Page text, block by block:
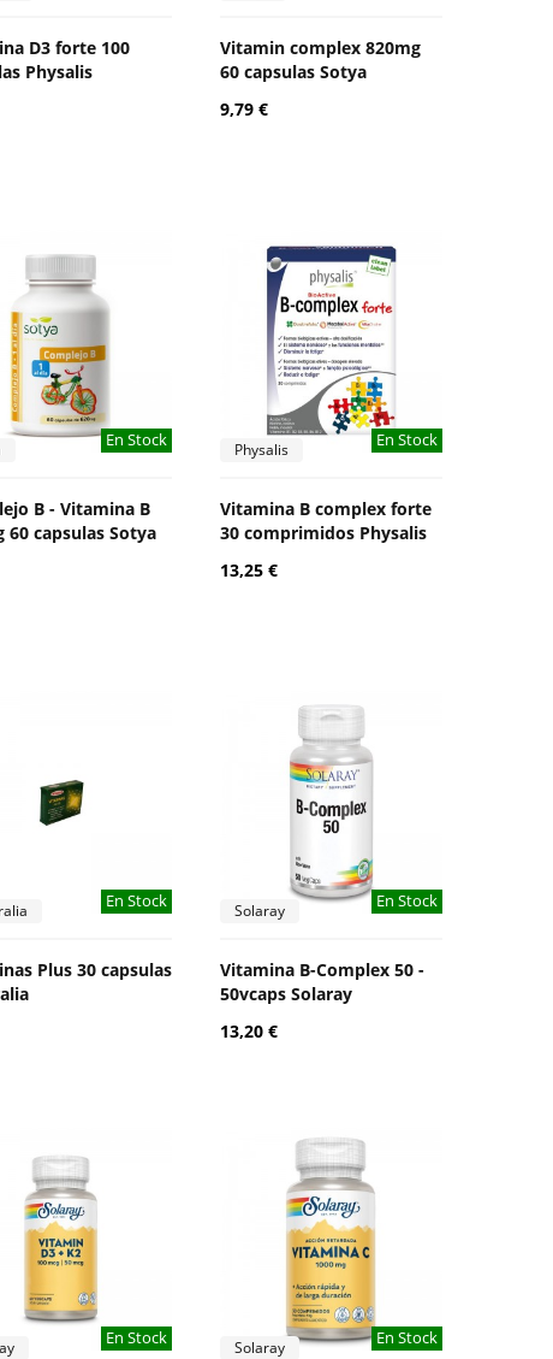
D3 forte 100
Physalis
Vitamin complex 820mg
60 capsulas Sotya
9,79 €
En Stock
B - Vitamina B
60 capsulas Sotya
En Stock
Physalis
Vitamina B complex forte
30 comprimidos Physalis
13,25 €
En Stock
Plus 30 capsulas
En Stock
Solaray
Vitamina B-Complex 50 -
50vcaps Solaray
13,20 €
En Stock En Stock
Solaray